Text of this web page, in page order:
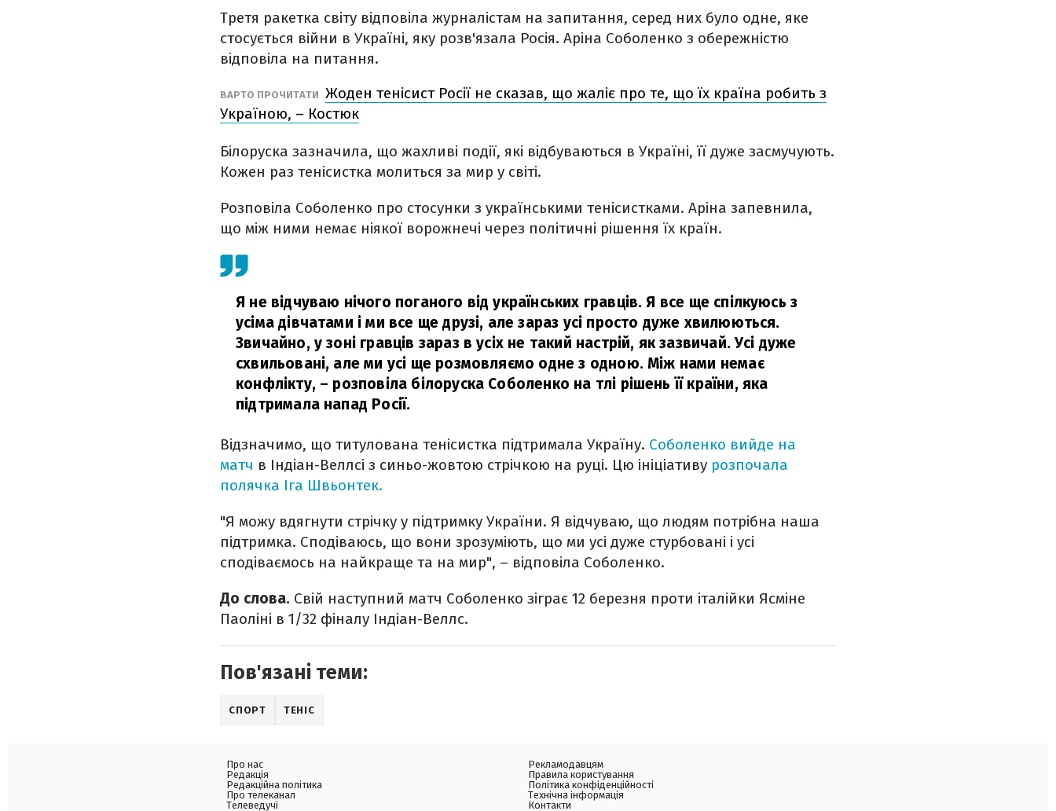
Третя ракетка світу відповіла журналістам на запитання, серед них було одне, яке
стосується війни в Україні, яку розв'язала Росія. Аріна Соболенко з обережністю
відповіла на питання.
ВАРТО ПРОЧИТАТИ Жоден тенісист Росії не сказав, що жаліє про те, що їх країна робить з
Україною, – Костюк
Білоруска зазначила, що жахливі події, які відбуваються в Україні, її дуже засмучують.
Кожен раз тенісистка молиться за мир у світі.
Розповіла Соболенко про стосунки з українськими тенісистками. Аріна запевнила,
що між ними немає ніякої ворожнечі через політичні рішення їх країн.
Я не відчуваю нічого поганого від українських гравців. Я все ще спілкуюсь з
усіма дівчатами і ми все ще друзі, але зараз усі просто дуже хвилюються.
Звичайно, у зоні гравців зараз в усіх не такий настрій, як зазвичай. Усі дуже
схвильовані, але ми усі ще розмовляємо одне з одною. Між нами немає
конфлікту, – розповіла білоруска Соболенко на тлі рішень її країни, яка
підтримала напад Росії.
Відзначимо, що титулована тенісистка підтримала Україну. Соболенко вийде на
матч в Індіан-Веллсі з синьо-жовтою стрічкою на руці. Цю ініціативу розпочала
полячка Іга Швьонтек.
"Я можу вдягнути стрічку у підтримку України. Я відчуваю, що людям потрібна наша
підтримка. Сподіваюсь, що вони зрозуміють, що ми усі дуже стурбовані і усі
сподіваємось на найкраще та на мир", – відповіла Соболенко.
До слова. Свій наступний матч Соболенко зіграє 12 березня проти італійки Ясміне
Паоліні в 1/32 фіналу Індіан-Веллс.
Пов'язані теми:
СПОРТ ТЕНІС
Про нас
Редакція
Редакційна політика
Про телеканал
Телеведучі
Рекламодавцям
Правила користування
Політика конфіденційності
Технічна інформація
Контакти